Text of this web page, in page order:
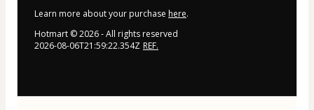
Learn more about your purchase here.
Hotmart ©2026- All rights reserved
2026-08-06T21:59:22.354Z REF.